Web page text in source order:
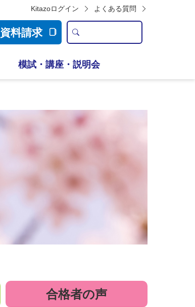
Kitazoログイン よくある質問
資料請求
模試・講座・説明会
合格者の声